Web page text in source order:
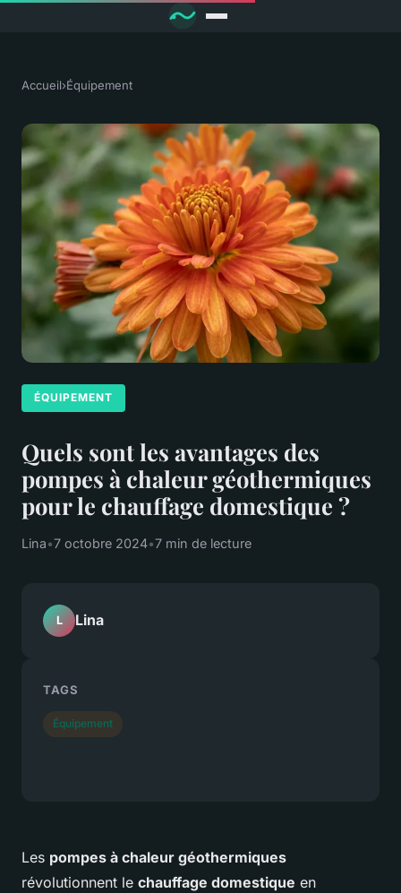
Accueil›Équipement
ÉQUIPEMENT
Quels sont les avantages des
pompes à chaleur géothermiques
pour le chauffage domestique ?
Lina•7 octobre 2024•7 min de lecture
Les pompes à chaleur géothermiques
révolutionnent le chauffage domestique en
L Lina
TAGS
Équipement